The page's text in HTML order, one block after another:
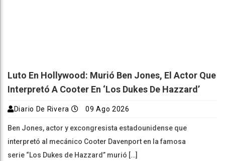
Luto En Hollywood: Murió Ben Jones, El Actor Que
Interpretó A Cooter En ‘Los Dukes De Hazzard’
Diario De Rivera 09 Ago 2026
Ben Jones, actor y excongresista estadounidense que
interpretó al mecánico Cooter Davenport en la famosa
serie “Los Dukes de Hazzard” murió […]